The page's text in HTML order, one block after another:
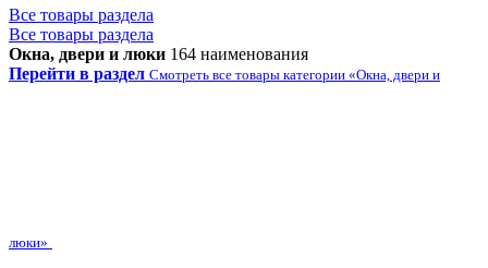
Все товары раздела
Все товары раздела
Окна, двери и люки 164 наименования
Перейти в раздел Смотреть все товары категории «Окна, двери и
люки»